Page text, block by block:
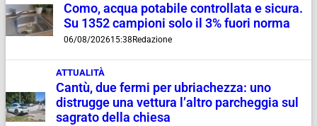
Como, acqua potabile controllata e sicura.
Su 1352 campioni solo il 3% fuori norma
06/08/202615:38 Redazione
ATTUALITÀ
Cantù, due fermi per ubriachezza: uno
distrugge una vettura l’altro parcheggia sul
sagrato della chiesa